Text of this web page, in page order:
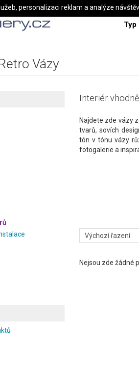
Vázy
Interiér
Najdete zde vázy
tvarů, sovích
tón v tónu vázy
fotogalerie a
Nejsou zde žádné
personalizaci reklam a analýze